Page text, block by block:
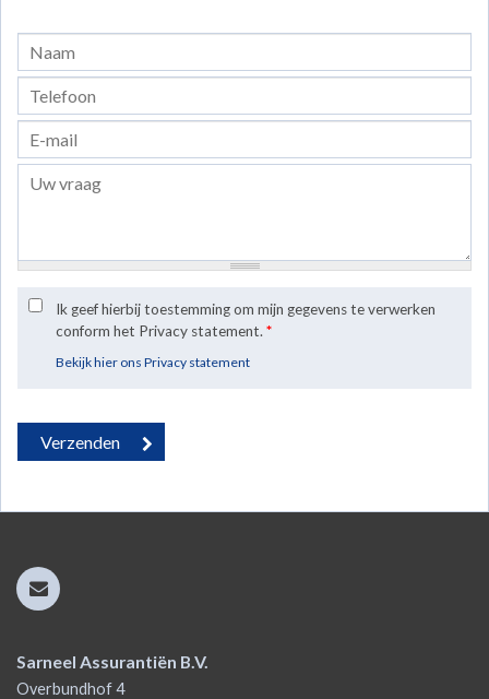
Ik geef hierbij toestemming om mijn gegevens te verwerken
conform het Privacy statement. *
Bekijk hier ons Privacy statement
Sarneel Assurantiën B.V.
Overbundhof 4